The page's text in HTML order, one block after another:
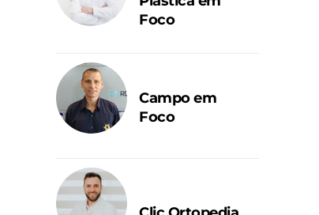
Foco
Campo em
Foco